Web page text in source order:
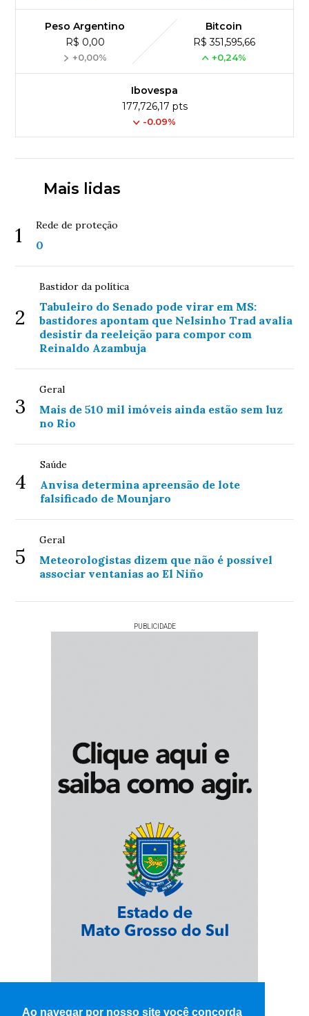
Ao navegar por nosso site você concorda
Peso Argentino
R$ 0,00
+0,00%
Bitcoin
R$ 351,595,66
+0,24%
Ibovespa
177,726,17 pts
-0.09%
Mais lidas
1 Rede de proteção
0
2
Bastidor da política
Tabuleiro do Senado pode virar em MS:
bastidores apontam que Nelsinho Trad avalia
desistir da reeleição para compor com
Reinaldo Azambuja
3
Geral
Mais de 510 mil imóveis ainda estão sem luz
no Rio
4
Saúde
Anvisa determina apreensão de lote
falsificado de Mounjaro
5
Geral
Meteorologistas dizem que não é possível
associar ventanias ao El Niño
PUBLICIDADE